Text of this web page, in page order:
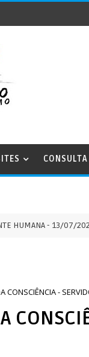
- 13/07/2026
CONSCIÊNCIA -